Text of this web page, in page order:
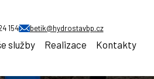
154 betik@hydrostavbp.cz
služby Realizace Kontakty